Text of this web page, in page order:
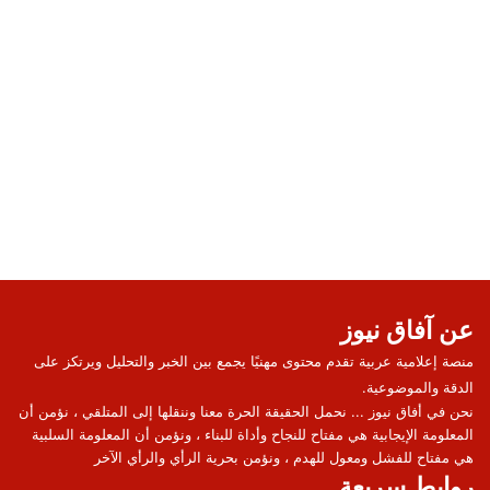
عن آفاق نيوز
منصة إعلامية عربية تقدم محتوى مهنيًا يجمع بين الخبر والتحليل ويرتكز على
الدقة والموضوعية.
نحن في أفاق نيوز ... نحمل الحقيقة الحرة معنا وننقلها إلى المتلقي ، نؤمن أن
المعلومة الإيجابية هي مفتاح للنجاح وأداة للبناء ، ونؤمن أن المعلومة السلبية
هي مفتاح للفشل ومعول للهدم ، ونؤمن بحرية الرأي والرأي الآخر